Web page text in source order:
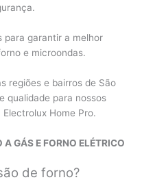
para garantir a melhor
e microondas.
regiões e bairros de São
qualidade para nossos
Home Pro.
A GÁS E FORNO ELÉTRICO
de forno?